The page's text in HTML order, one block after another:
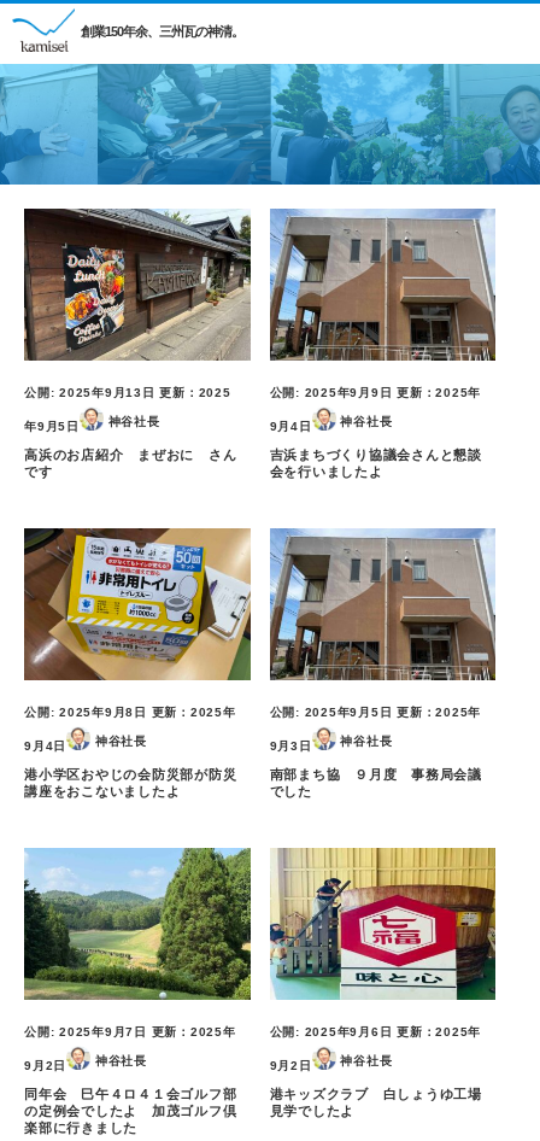
創業150年余、三州瓦の神清。
公開: 2025年9月13日 更新： 2025
年9月5日 神谷社長
高浜のお店紹介 まぜおに さん
です
公開: 2025年9月9日 更新：2025年
9月4日 神谷社長
吉浜まちづくり協議会さんと懇談
会を行いましたよ
公開: 2025年9月8日 更新： 2025年
9月4日 神谷社長
港小学区おやじの会防災部が防災
講座をおこないましたよ
公開: 2025年9月5日 更新：2025年
9月3日 神谷社長
南部まち協 ９月度 事務局会議
でした
公開: 2025年9月7日 更新： 2025年
9月2日 神谷社長
同年会 巳午４ロ４１会ゴルフ部
の定例会でしたよ 加茂ゴルフ倶
楽部に行きました
公開: 2025年9月6日 更新：2025年
9月2日 神谷社長
港キッズクラブ 白しょうゆ工場
見学でしたよ